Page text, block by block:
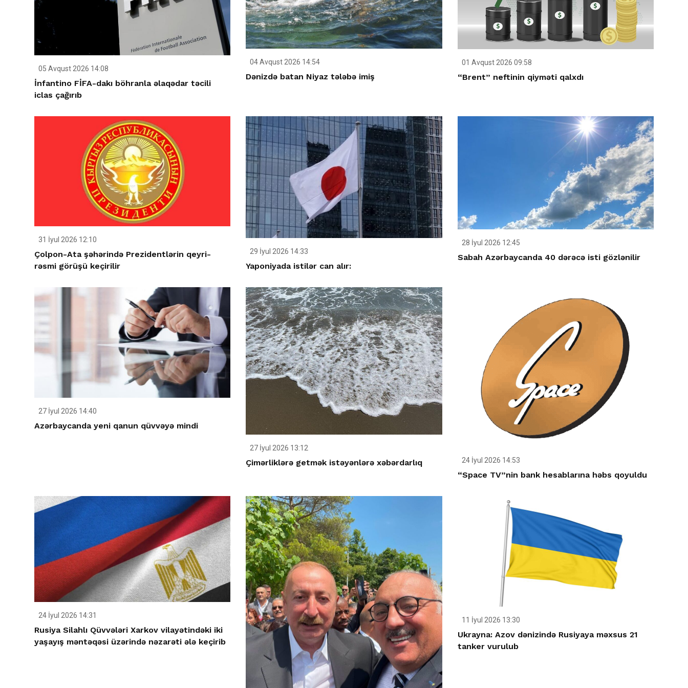
05 Avqust 2026 14:08
İnfantino FİFA-dakı böhranla əlaqədar təcili
iclas çağırıb
04 Avqust 2026 14:54
Dənizdə batan Niyaz tələbə imiş
01 Avqust 2026 09:58
“Brent” neftinin qiyməti qalxdı
31 İyul 2026 12:10
Çolpon-Ata şəhərində Prezidentlərin qeyri-
rəsmi görüşü keçirilir
29 İyul 2026 14:33
Yaponiyada istilər can alır:
28 İyul 2026 12:45
Sabah Azərbaycanda 40 dərəcə isti gözlənilir
27 İyul 2026 14:40
Azərbaycanda yeni qanun qüvvəyə mindi
27 İyul 2026 13:12
Çimərliklərə getmək istəyənlərə xəbərdarlıq 24 İyul 2026 14:53
“Space TV”nin bank hesablarına həbs qoyuldu
24 İyul 2026 14:31
Rusiya Silahlı Qüvvələri Xarkov vilayətindəki iki
yaşayış məntəqəsi üzərində nəzarəti ələ keçirib
11 İyul 2026 13:30
Ukrayna: Azov dənizində Rusiyaya məxsus 21
tanker vurulub